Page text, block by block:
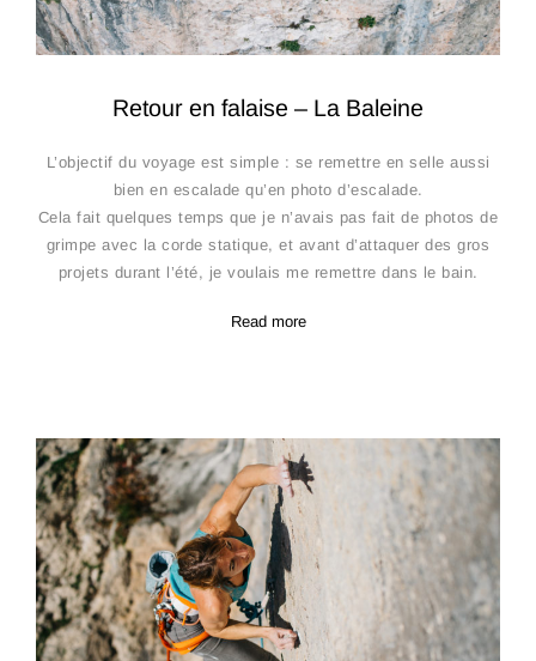
Retour en falaise – La Baleine
L’objectif du voyage est simple : se remettre en selle aussi
bien en escalade qu’en photo d’escalade.
Cela fait quelques temps que je n’avais pas fait de photos de
grimpe avec la corde statique, et avant d’attaquer des gros
projets durant l’été, je voulais me remettre dans le bain.
Read more